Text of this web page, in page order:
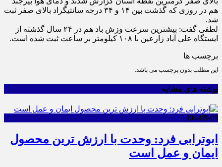
هم در روزی که گذشت بین ۱۴ و ۳۴ درجه سانتیگراد بالای صفر ثبت
شد.
لطفی گفت: بیشترین سرعت وزش باد هم در ۲۴ سال گذشته از
ایستگاه علی آباد زارعین با ۱۰۸ کیلومتر بر ساعت ثبت شده است.
برچسب ها
این مطلب بدون برچسب می باشد.
نوشته های مشابه
1404-09-09
ابوترابی فرد: وحدت با ارزش ترین محصول
ایمان و عمل است